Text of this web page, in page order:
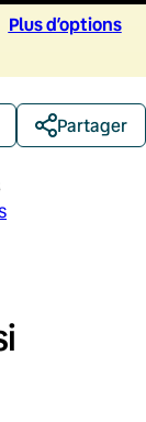
Plus d’options
Partager